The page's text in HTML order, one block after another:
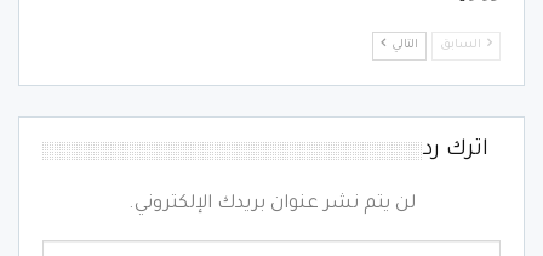
السابق التالي
اترك رد
لن يتم نشر عنوان بريدك الإلكتروني.